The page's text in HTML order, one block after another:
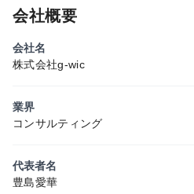
会社概要
会社名
株式会社g-wic
業界
コンサルティング
代表者名
豊島愛華